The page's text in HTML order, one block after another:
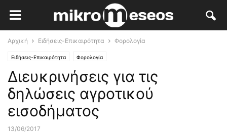
Αρχική Ειδήσεις-Επικαιρότητα Φορολογία
Ειδήσεις-Επικαιρότητα Φορολογία
Διευκρινήσεις για τις
δηλώσεις αγροτικού
εισοδήματος
13/06/2017